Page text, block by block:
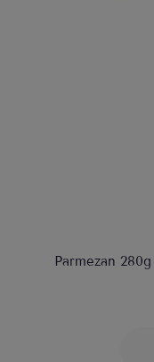
Parmezan